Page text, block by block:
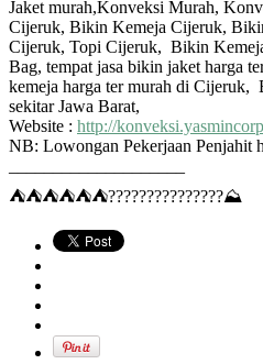
Jaket murah,Konveksi Murah,
Cijeruk, Bikin Kemeja Cijeruk,
Cijeruk, Topi Cijeruk, Bikin
Bag, tempat jasa bikin jaket harga
kemeja harga ter murah di Cijeruk,
sekitar Jawa Barat,
Website : http://
NB: Lowongan Pekerjaan Penjahit
⛺⛺⛺⛺⛺⛺???????????????⛰